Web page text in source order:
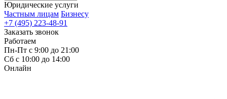
Юридические услуги
Частным лицам Бизнесу
+7 (495) 223-48-91
Заказать звонок
Работаем
Пн-Пт с 9:00 до 21:00
Сб с 10:00 до 14:00
Онлайн